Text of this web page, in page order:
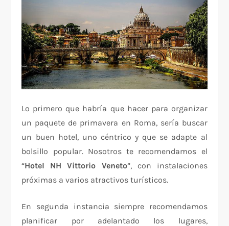
Lo primero que habría que hacer para organizar
un paquete de primavera en Roma, sería buscar
un buen hotel, uno céntrico y que se adapte al
bolsillo popular. Nosotros te recomendamos el
“Hotel NH Vittorio Veneto”, con instalaciones
próximas a varios atractivos turísticos.
En segunda instancia siempre recomendamos
planificar por adelantado los lugares,